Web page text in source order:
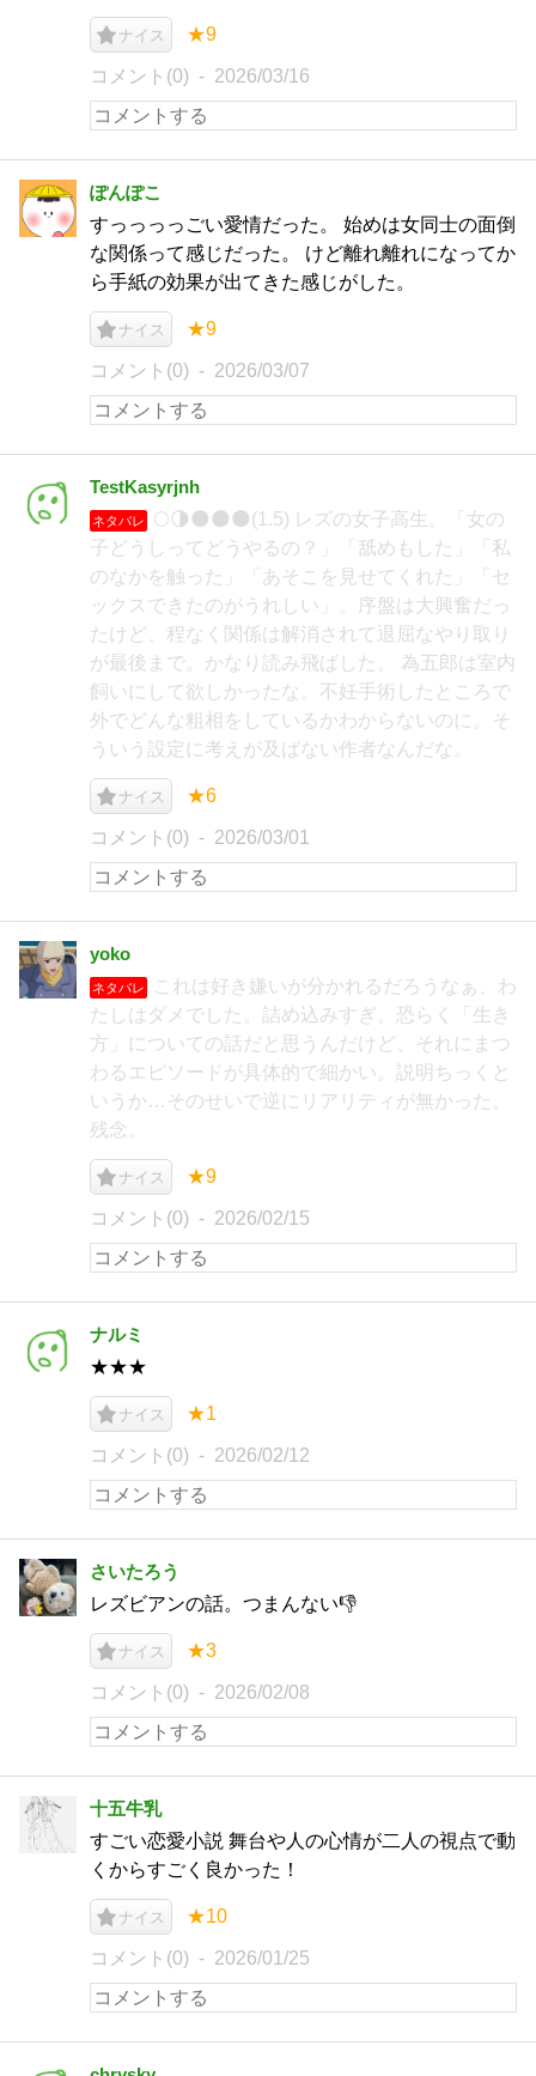
ナイス ★9
コメント(0) 2026/03/16
ぽんぽこ
すっっっっごい愛情だった。 始めは女同士の面倒
な関係って感じだった。 けど離れ離れになってか
ら手紙の効果が出てきた感じがした。
ナイス ★9
コメント(0) 2026/03/07
TestKasyrjnh
ネタバレ
🌕️🌗🌑🌑🌑(1.5) レズの女子高生。「女の
子どうしってどうやるの？」「舐めもした」「私
のなかを触った」「あそこを見せてくれた」「セ
ックスできたのがうれしい」。序盤は大興奮だっ
たけど、程なく関係は解消されて退屈なやり取り
が最後まで。かなり読み飛ばした。 為五郎は室内
飼いにして欲しかったな。不妊手術したところで
外でどんな粗相をしているかわからないのに。そ
ういう設定に考えが及ばない作者なんだな。
ナイス ★6
コメント(0) 2026/03/01
yoko
ネタバレ
これは好き嫌いが分かれるだろうなぁ、わ
たしはダメでした。詰め込みすぎ。恐らく「生き
方」についての話だと思うんだけど、それにまつ
わるエピソードが具体的で細かい。説明ちっくと
いうか…そのせいで逆にリアリティが無かった。
残念。
ナイス ★9
コメント(0) 2026/02/15
ナルミ
★★★
ナイス ★1
コメント(0) 2026/02/12
さいたろう
レズビアンの話。つまんない👎
ナイス ★3
コメント(0) 2026/02/08
十五牛乳
すごい恋愛小説 舞台や人の心情が二人の視点で動
くからすごく良かった！
ナイス ★10
コメント(0) 2026/01/25